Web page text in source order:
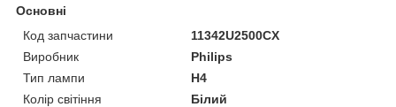
Основні
Код запчастини
11342U2500CX
Виробник
Philips
Тип лампи
H4
Колір світіння
Білий